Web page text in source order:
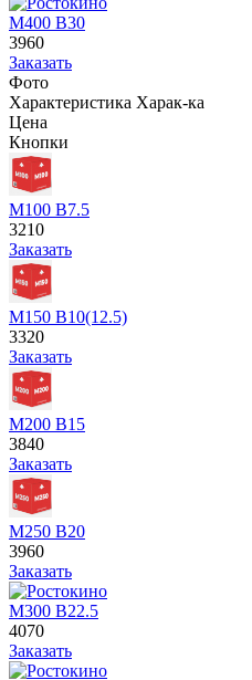
М400 В30
3960
Заказать
Фото
Характеристика Харак-ка
Цена
Кнопки
М100 В7.5
3210
Заказать
М150 В10(12.5)
3320
Заказать
М200 В15
3840
Заказать
М250 В20
3960
Заказать
М300 В22.5
4070
Заказать